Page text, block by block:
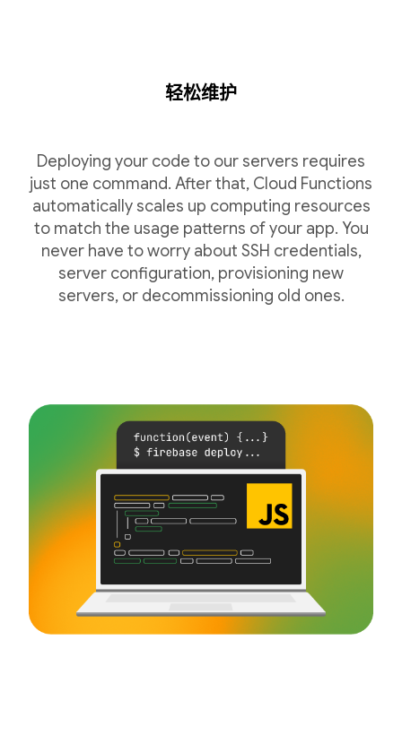
轻松维护
Deploying your code to our servers requires
just one command. After that, Cloud Functions
automatically scales up computing resources
to match the usage patterns of your app. You
never have to worry about SSH credentials,
server configuration, provisioning new
servers, or decommissioning old ones.